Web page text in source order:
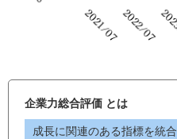
企業力総合評価 とは
成長に関連のある指標を統合